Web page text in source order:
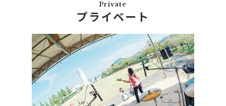
Private
プライベート